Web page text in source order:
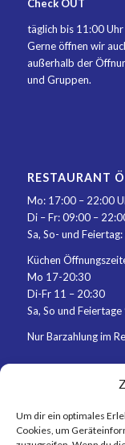
Um dir ein optimales
Cookies, um
Check OUT
täglich bis 11:00 Uhr
Gerne öffnen wir
außerhalb der
und Gruppen.
RESTAURANT
Mo: 17:00 – 22:00
Di – Fr: 09:00 –
Sa, So- und
Küchen
Mo 17-20:30
Di-Fr 11 – 20:30
Sa, So und
Nur Barzahlung im